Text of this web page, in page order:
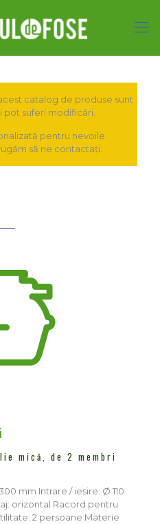
catalog de produse sunt
pot suferi modificări.
pentru nevoile
să ne contactați.
mică, de 2 membri
mm Intrare / iesire: Ø 110
orizontal Racord pentru
2 persoane Materie